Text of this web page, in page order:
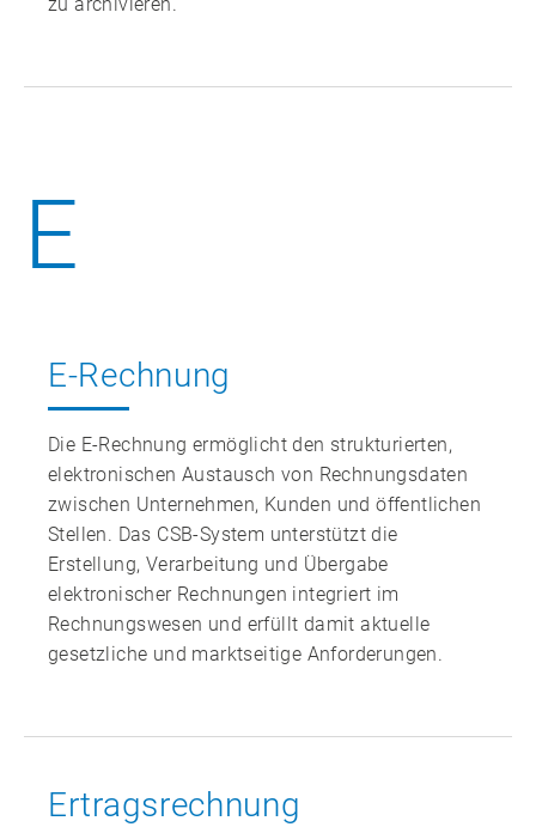
E
E-Rechnung
Die E‑Rechnung ermöglicht den strukturierten,
elektronischen Austausch von Rechnungsdaten
zwischen Unternehmen, Kunden und öffentlichen
Stellen. Das CSB‑System unterstützt die
Erstellung, Verarbeitung und Übergabe
elektronischer Rechnungen integriert im
Rechnungswesen und erfüllt damit aktuelle
gesetzliche und marktseitige Anforderungen.
Ertragsrechnung